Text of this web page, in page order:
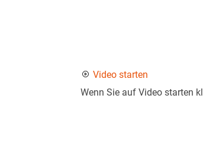
Video starten
Wenn Sie auf Video starten